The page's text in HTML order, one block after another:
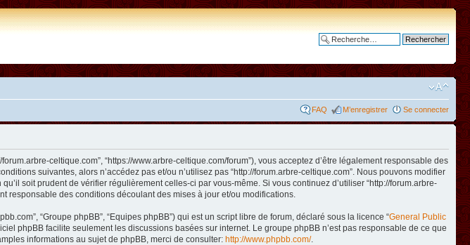
FAQ M’enregistrer Se connecter
celtique.com”, “https://www.arbre-celtique.com/forum”), vous acceptez d’être légalement responsable des
suivantes, alors n’accédez pas et/ou n’utilisez pas “http://forum.arbre-celtique.com”. Nous pouvons modifier
soit prudent de vérifier régulièrement celles-ci par vous-même. Si vous continuez d’utiliser “http://forum.arbre-
responsable des conditions découlant des mises à jour et/ou modifications.
“Groupe phpBB”, “Equipes phpBB”) qui est un script libre de forum, déclaré sous la licence “General Public
phpBB facilite seulement les discussions basées sur internet. Le groupe phpBB n’est pas responsable de ce que
informations au sujet de phpBB, merci de consulter: http://www.phpbb.com/.